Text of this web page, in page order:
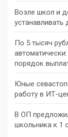
Возле школ и
устанавливать
По 5 тысяч
порядок
Юные
работу в ИТ-
В ОП
школьника к 1